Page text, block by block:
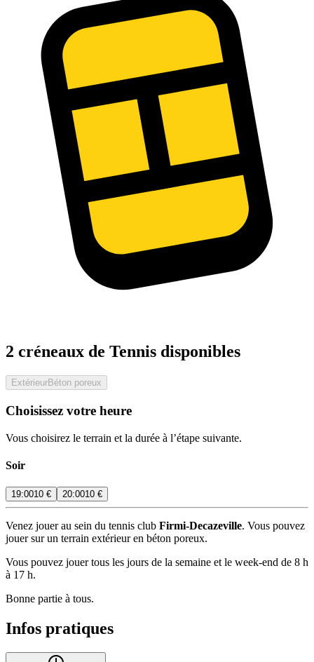
2 créneaux de Tennis disponibles
ExtérieurBéton poreux
Choisissez votre heure
Vous choisirez le terrain et la durée à l’étape suivante.
Soir
19:0010 € 20:0010 €
Venez jouer au sein du tennis club Firmi-Decazeville. Vous pouvez
jouer sur un terrain extérieur en béton poreux.
Vous pouvez jouer tous les jours de la semaine et le week-end de 8 h
à 17 h.
Bonne partie à tous.
Infos pratiques